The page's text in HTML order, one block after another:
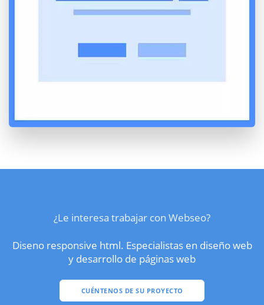
¿Le interesa trabajar con Webseo?
Diseno responsive html. Especialistas en diseño web
y desarrollo de páginas web
CUÉNTENOS DE SU PROYECTO